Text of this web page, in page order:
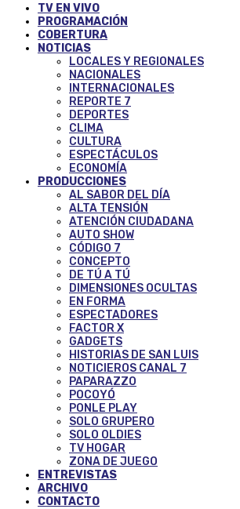
TV EN VIVO
PROGRAMACIÓN
COBERTURA
NOTICIAS
LOCALES Y REGIONALES
NACIONALES
INTERNACIONALES
REPORTE 7
DEPORTES
CLIMA
CULTURA
ESPECTÁCULOS
ECONOMÍA
PRODUCCIONES
AL SABOR DEL DÍA
ALTA TENSIÓN
ATENCIÓN CIUDADANA
AUTO SHOW
CÓDIGO 7
CONCEPTO
DE TÚ A TÚ
DIMENSIONES OCULTAS
EN FORMA
ESPECTADORES
FACTOR X
GADGETS
HISTORIAS DE SAN LUIS
NOTICIEROS CANAL 7
PAPARAZZO
POCOYÓ
PONLE PLAY
SOLO GRUPERO
SOLO OLDIES
TV HOGAR
ZONA DE JUEGO
ENTREVISTAS
ARCHIVO
CONTACTO